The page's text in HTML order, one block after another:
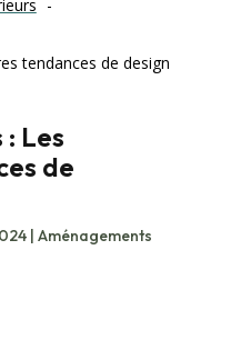
tendances de design
Les
de
| Aménagements